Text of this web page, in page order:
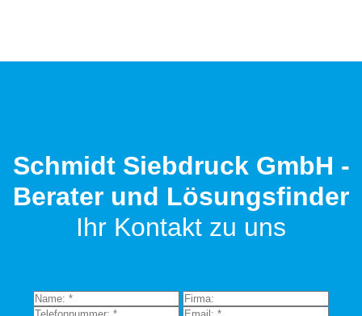
Schmidt Siebdruck GmbH -
Berater und Lösungsfinder
Ihr Kontakt zu uns